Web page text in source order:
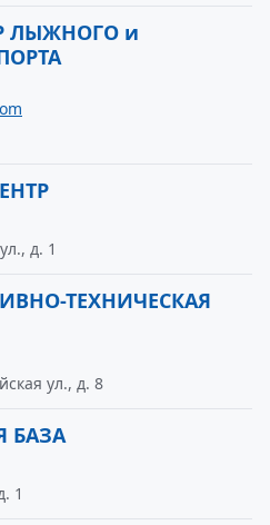
ЛЫЖНОГО и
д. 1
ТЕХНИЧЕСКАЯ
ул., д. 8
БАЗА
1